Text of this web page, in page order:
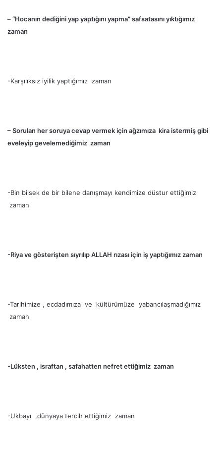
– “Hocanın dediğini yap yaptığını yapma” safsatasını yıktığımız
zaman
-Karşılıksız iyilik yaptığımız zaman
– Sorulan her soruya cevap vermek için ağzımıza kira istermiş gibi
eveleyip gevelemediğimiz zaman
-Bin bilsek de bir bilene danışmayı kendimize düstur ettiğimiz
zaman
-Riya ve gösterişten sıyrılıp ALLAH rızası için iş yaptığımız zaman
-Tarihimize , ecdadımıza ve kültürümüze yabancılaşmadığımız
zaman
-Lüksten , israftan , safahatten nefret ettiğimiz zaman
-Ukbayı ,dünyaya tercih ettiğimiz zaman